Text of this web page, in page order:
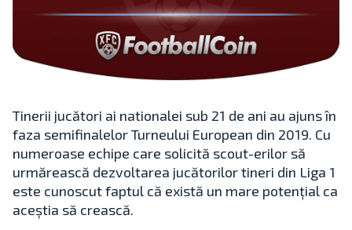
Tinerii jucători ai nationalei sub 21 de ani au ajuns în
faza semifinalelor Turneului European din 2019. Cu
numeroase echipe care solicită scout-erilor să
urmărească dezvoltarea jucătorilor tineri din Liga 1
este cunoscut faptul că există un mare potențial ca
aceștia să crească.